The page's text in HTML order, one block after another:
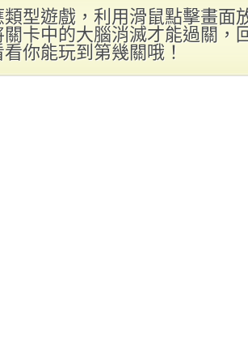
型遊戲，利用滑鼠點擊畫面
卡中的大腦消滅才能過關，
你能玩到第幾關哦！